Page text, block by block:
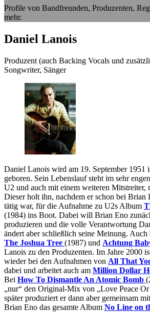
Profile von Bandfreunden, Produzenten,
mehr.
Daniel Lanois
Produzent (auch Backing Vocals und
Songwriter, Sänger
Daniel Lanois wird am 19. September 1951
geboren. Sein Lebenslauf steht im sehr
U2 und auch mit einem weiteren Mitstreiter,
Dieser holt ihn, nachdem er schon bei Brian
tätig war, für die Aufnahme zu U2s Album
(1984) ins Boot. Dabei will Brian Eno
produzieren und die volle Verantwortung
ändert aber schließlich seine Meinung.
The Joshua Tree (1987) und Achtung
Lanois zu den Produzenten. Im Jahre 2000
wieder bei den Aufnahmen von All That
dabei und arbeitet auch am Million Dollar
Bei How To Dismantle An Atomic Bomb
„nur“ den Original-Mix von „Love Peace Or
später produziert er dann aber gemeinsam
Brian Eno das gesamte Album No Line on